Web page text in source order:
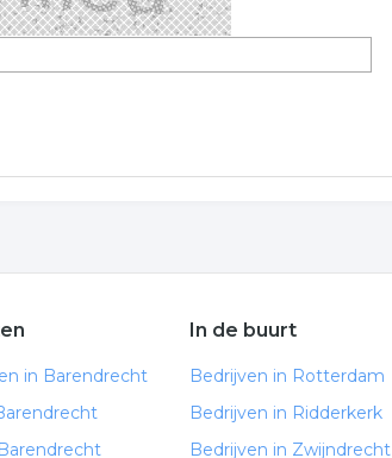
in Barendrecht
In de buurt
Bedrijven in Rotterdam
Bedrijven in Ridderkerk
Bedrijven in Zwijndrecht